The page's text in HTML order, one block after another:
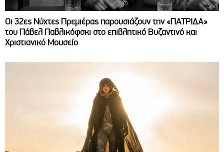
Οι 32ες Νύχτες Πρεμιέρας παρουσιάζουν την «ΠΑΤΡΙΔΑ»
του Πάβελ Παβλικόφσκι στο επιβλητικό Βυζαντινό και
Χριστιανικό Μουσείο